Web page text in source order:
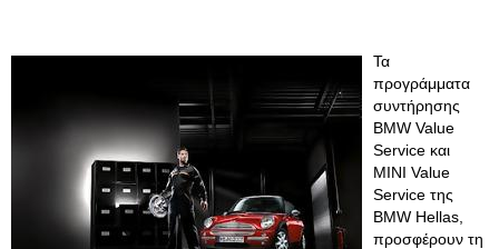
Τα
προγράμματα
συντήρησης
BMW Value
Service και
ΜΙΝΙ Value
Service της
BMW Hellas,
προσφέρουν τη